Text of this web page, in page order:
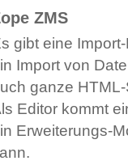
ZMS
gibt eine
Import von
ganze
Editor kommt
Erweiterungs-